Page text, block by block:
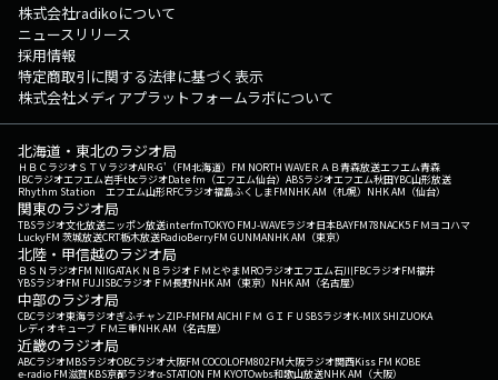
株式会社radikoについて
ニュースリリース
採用情報
特定商取引に関する法律に基づく表示
株式会社メディアプラットフォームラボについて
北海道・東北のラジオ局
ＨＢＣラジオＳＴＶラジオAIR-G'（FM北海道） FM NORTH WAVEＲＡＢ青森放送エフエム青森
IBCラジオエフエム岩手tbcラジオDate fm（エフエム仙台） ABSラジオエフエム秋田YBC山形放送
Rhythm Station エフエム山形RFCラジオ福島ふくしまFMNHK AM（札幌） NHK AM（仙台）
関東のラジオ局
TBSラジオ文化放送ニッポン放送interfmTOKYO FMJ-WAVEラジオ日本BAYFM78NACK5 ＦＭヨコハマ
LuckyFM 茨城放送CRT栃木放送RadioBerryFM GUNMANHK AM（東京）
北陸・甲信越のラジオ局
ＢＳＮラジオFM NIIGATAＫＮＢラジオ ＦＭとやまMROラジオエフエム石川FBCラジオFM福井
YBSラジオFM FUJISBCラジオ ＦＭ長野NHK AM（東京） NHK AM（名古屋）
中部のラジオ局
CBCラジオ東海ラジオぎふチャンZIP-FMFM AICHI ＦＭ ＧＩＦＵ SBSラジオK-MIX SHIZUOKA
レディオキューブ ＦＭ三重NHK AM（名古屋）
近畿のラジオ局
ABCラジオMBSラジオOBCラジオ大阪FM COCOLOFM802FM大阪ラジオ関西Kiss FM KOBE
e-radio FM滋賀KBS京都ラジオα-STATION FM KYOTOwbs和歌山放送NHK AM（大阪）